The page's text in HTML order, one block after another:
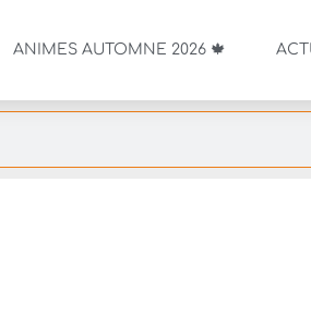
ANIMES AUTOMNE 2026 🍁